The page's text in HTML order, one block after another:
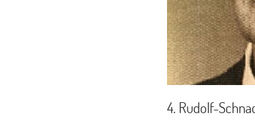
4. Rudolf-